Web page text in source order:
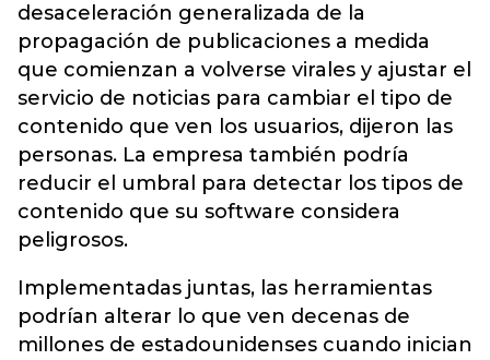
desaceleración generalizada de la
propagación de publicaciones a medida
que comienzan a volverse virales y ajustar el
servicio de noticias para cambiar el tipo de
contenido que ven los usuarios, dijeron las
personas. La empresa también podría
reducir el umbral para detectar los tipos de
contenido que su software considera
peligrosos.
Implementadas juntas, las herramientas
podrían alterar lo que ven decenas de
millones de estadounidenses cuando inician